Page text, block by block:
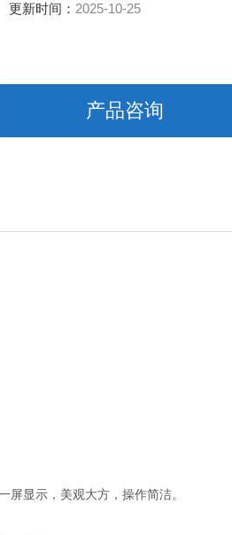
更新时间： 2025-10-25
产品咨询
屏显示，美观大方，操作简洁。